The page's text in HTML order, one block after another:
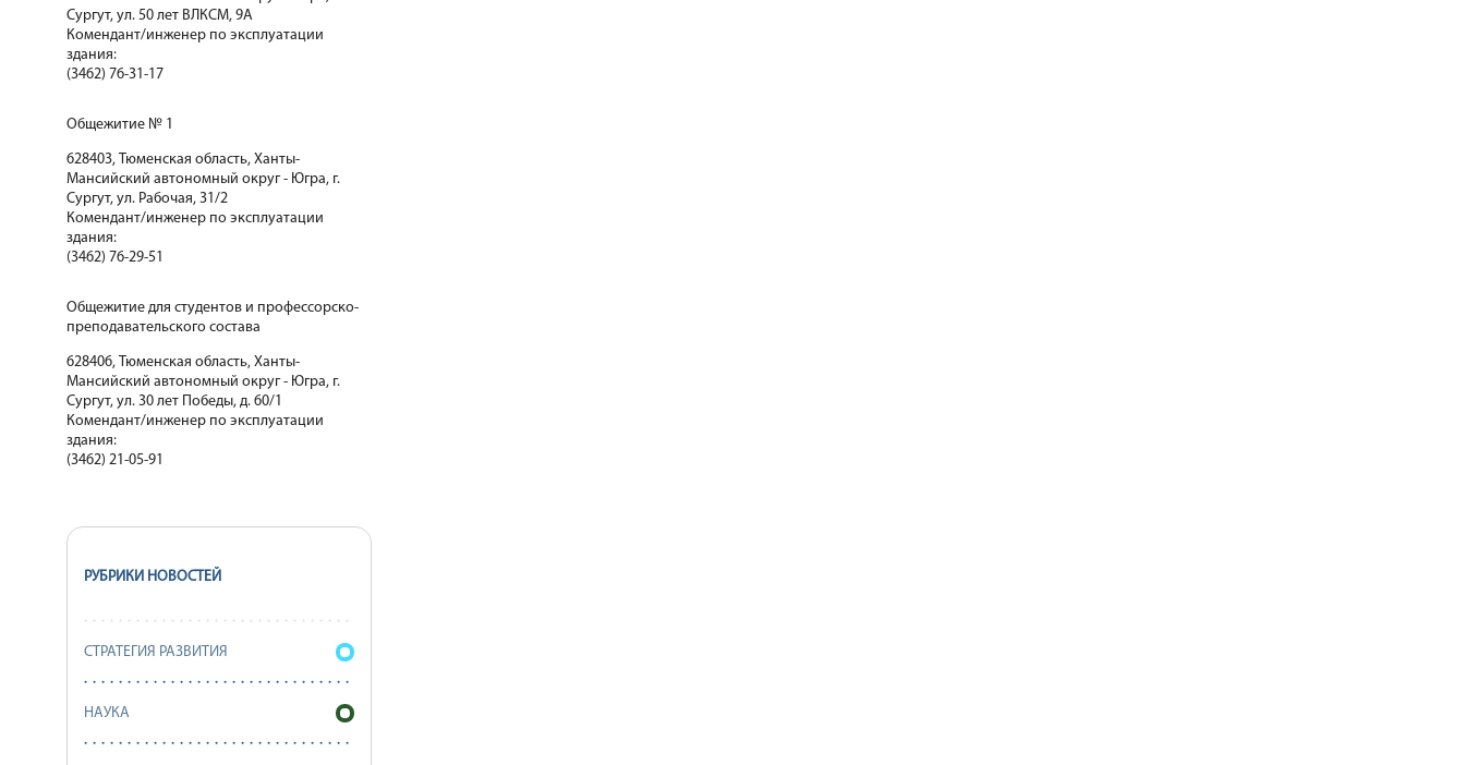
Сургут, ул. 50 лет ВЛКСМ, 9А
Комендант/инженер по эксплуатации
здания:
(3462) 76-31-17
Общежитие № 1
628403, Тюменская область, Ханты-
Мансийский автономный округ - Югра, г.
Сургут, ул. Рабочая, 31/2
Комендант/инженер по эксплуатации
здания:
(3462) 76-29-51
Общежитие для студентов и профессорско-
преподавательского состава
628406, Тюменская область, Ханты-
Мансийский автономный округ - Югра, г.
Сургут, ул. 30 лет Победы, д. 60/1
Комендант/инженер по эксплуатации
здания:
(3462) 21-05-91
РУБРИКИ НОВОСТЕЙ
СТРАТЕГИЯ РАЗВИТИЯ
НАУКА